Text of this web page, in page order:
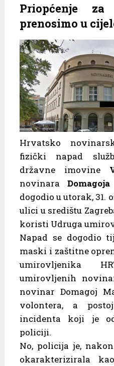
Priopćenje za
prenosimo u
Hrvatsko
fizički napad
državne imovine
novinara
dogodio u utorak, 31.
ulici u središtu
koristi Udruga
Napad se dogodio
maski i zaštitne
umirovljenika
umirovljenih
novinar Domagoj
volontera, a
incidenta koji je
policiji.
No, policija je,
okarakterizirala